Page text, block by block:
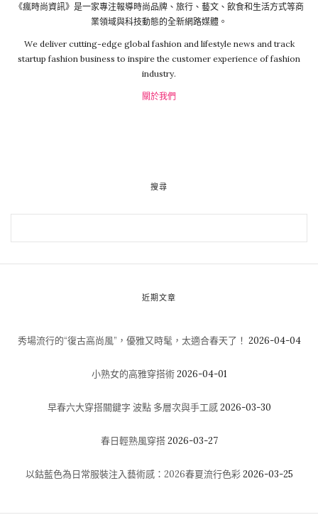
《瘋時尚資訊》是一家專注報導時尚品牌、旅行、藝文、飲食和生活方式等商
業領域與科技動態的全新網路媒體。
We deliver cutting-edge global fashion and lifestyle news and track
startup fashion business to inspire the customer experience of fashion
industry.
關於我們
搜尋
近期文章
秀場流行的“復古高尚風”，優雅又時髦，太適合春天了！ 2026-04-04
小熟女的高雅穿搭術 2026-04-01
早春六大穿搭關鍵字 波點 多層次與手工感 2026-03-30
春日輕熟風穿搭 2026-03-27
以鈷藍色為日常服裝注入藝術感：2026春夏流行色彩 2026-03-25